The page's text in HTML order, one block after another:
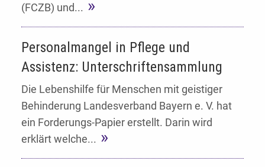
(FCZB) und...
Personalmangel in Pflege und
Assistenz: Unterschriftensammlung
Die Lebenshilfe für Menschen mit geistiger
Behinderung Landesverband Bayern e. V. hat
ein Forderungs-Papier erstellt. Darin wird
erklärt welche...